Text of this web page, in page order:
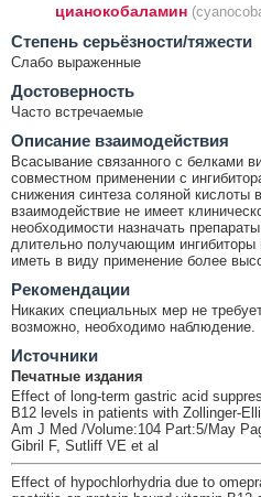
цианокобаламин
Cтепень серьёзности/тяжести
Слабо выраженные
Достоверность
Часто встречаемые
Описание взаимодействия
Всасывание связанного с белками
совместном применении с
снижения синтеза соляной кислоты
взаимодействие не имеет
необходимости назначать
длительно получающим ингибиторы
иметь в виду применение более
Рекомендации
Никаких специальных мер не
возможно, необходимо наблюдение.
Источники
Печатные издания
Effect of long-term gastric acid
B12 levels in patients with Zollinger-
Am J Med /Volume:104 Part:5/May
Gibril F, Sutliff VE et al
Effect of hypochlorhydria due to